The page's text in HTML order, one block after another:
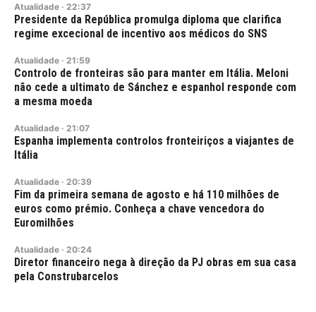
Atualidade · 22:37
Presidente da República promulga diploma que clarifica
regime excecional de incentivo aos médicos do SNS
Atualidade · 21:59
Controlo de fronteiras são para manter em Itália. Meloni
não cede a ultimato de Sánchez e espanhol responde com
a mesma moeda
Atualidade · 21:07
Espanha implementa controlos fronteiriços a viajantes de
Itália
Atualidade · 20:39
Fim da primeira semana de agosto e há 110 milhões de
euros como prémio. Conheça a chave vencedora do
Euromilhões
Atualidade · 20:24
Diretor financeiro nega à direção da PJ obras em sua casa
pela Construbarcelos